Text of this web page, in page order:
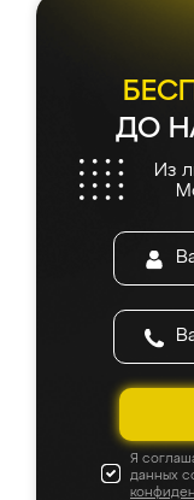
ДО
Из
Я
данных